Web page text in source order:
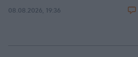
08.08.2026, 19:36